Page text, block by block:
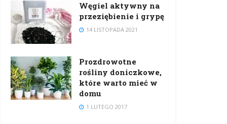
Węgiel aktywny na
przeziębienie i grypę
14 LISTOPADA 2021
Prozdrowotne
rośliny doniczkowe,
które warto mieć w
domu
1 LUTEGO 2017